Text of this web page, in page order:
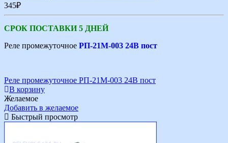
345₽
СРОК ПОСТАВКИ 5 ДНЕЙ
Реле промежуточное РП-21М-003 24В пост
Реле промежуточное РП-21М-003 24В пост
В корзину
Желаемое
Добавить в желаемое
Быстрый просмотр